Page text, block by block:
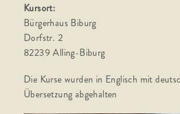
Kursort:
Bürgerhaus Biburg
Dorfstr. 2
82239 Alling-Biburg
Die Kurse wurden in Englisch mit
Übersetzung abgehalten